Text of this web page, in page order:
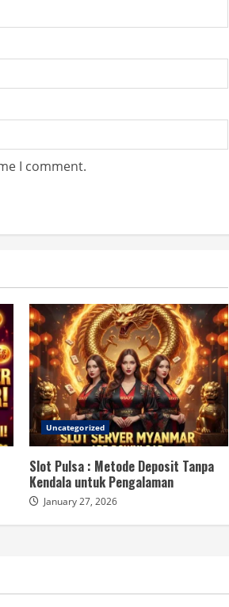
I comment.
Uncategorized
Slot Pulsa : Metode Deposit Tanpa
Kendala untuk Pengalaman
January 27, 2026